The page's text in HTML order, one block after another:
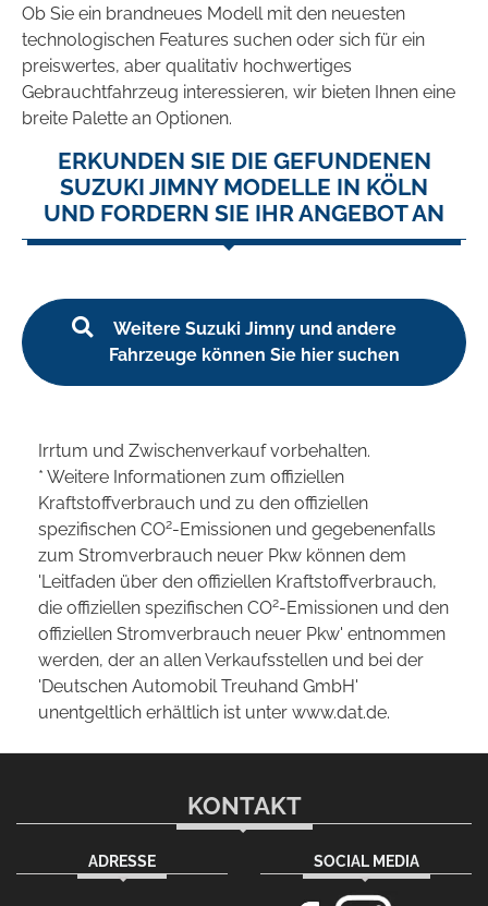
Ob Sie ein brandneues Modell mit den neuesten
technologischen Features suchen oder sich für ein
preiswertes, aber qualitativ hochwertiges
Gebrauchtfahrzeug interessieren, wir bieten Ihnen eine
breite Palette an Optionen.
ERKUNDEN SIE DIE GEFUNDENEN
SUZUKI JIMNY MODELLE IN KÖLN
UND FORDERN SIE IHR ANGEBOT AN
Weitere Suzuki Jimny und andere
Fahrzeuge können Sie hier suchen
Irrtum und Zwischenverkauf vorbehalten.
* Weitere Informationen zum offiziellen
Kraftstoffverbrauch und zu den offiziellen
spezifischen CO2-Emissionen und gegebenenfalls
zum Stromverbrauch neuer Pkw können dem
'Leitfaden über den offiziellen Kraftstoffverbrauch,
die offiziellen spezifischen CO2-Emissionen und den
offiziellen Stromverbrauch neuer Pkw' entnommen
werden, der an allen Verkaufsstellen und bei der
'Deutschen Automobil Treuhand GmbH'
unentgeltlich erhältlich ist unter www.dat.de.
KONTAKT
ADRESSE SOCIAL MEDIA